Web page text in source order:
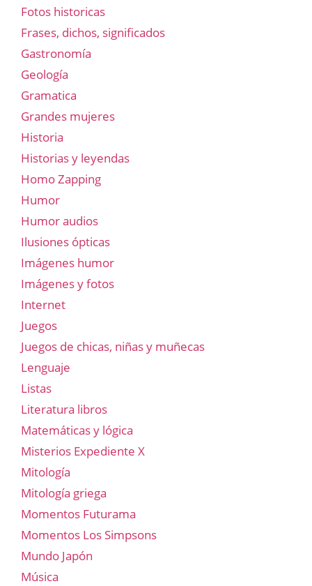
Fotos historicas
Frases, dichos, significados
Gastronomía
Geología
Gramatica
Grandes mujeres
Historia
Historias y leyendas
Homo Zapping
Humor
Humor audios
Ilusiones ópticas
Imágenes humor
Imágenes y fotos
Internet
Juegos
Juegos de chicas, niñas y muñecas
Lenguaje
Listas
Literatura libros
Matemáticas y lógica
Misterios Expediente X
Mitología
Mitología griega
Momentos Futurama
Momentos Los Simpsons
Mundo Japón
Música